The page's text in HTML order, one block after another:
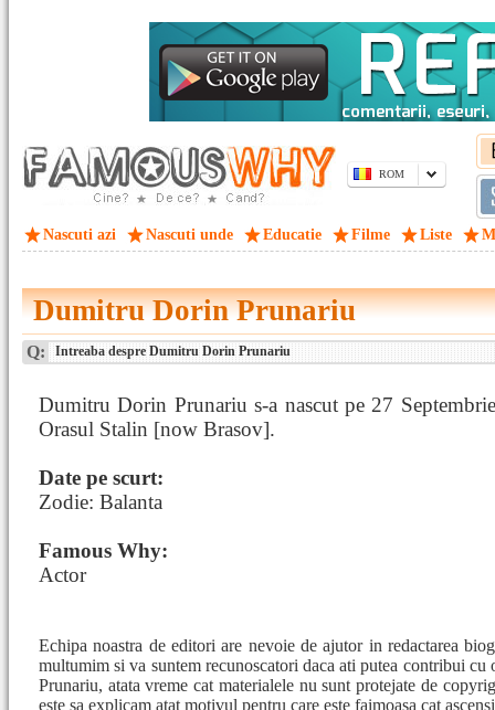
ROM
Nascuti azi Nascuti unde Educatie Filme Liste
Dumitru Dorin Prunariu
Q: Intreaba despre Dumitru Dorin Prunariu
Dumitru Dorin Prunariu s-a nascut pe 27
Orasul Stalin [now Brasov].
Date pe scurt:
Zodie: Balanta
Famous Why:
Actor
Echipa noastra de editori are nevoie de ajutor in redactarea
multumim si va suntem recunoscatori daca ati putea contribui
Prunariu, atata vreme cat materialele nu sunt protejate de
este sa explicam atat motivul pentru care este faimoasa cat